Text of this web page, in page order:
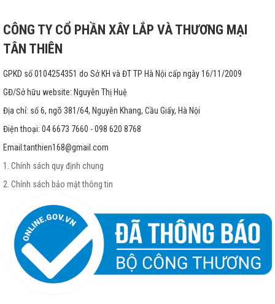
CÔNG TY CỔ PHẦN XÂY LẮP VÀ THƯƠNG MẠI
TÂN THIÊN
GPKD số 0104254351 do Sở KH và ĐT TP Hà Nội cấp ngày 16/11/2009
GĐ/Sở hữu website: Nguyễn Thị Huệ
Địa chỉ: số 6, ngõ 381/64, Nguyễn Khang, Cầu Giấy, Hà Nội
Điện thoại: 04 6673 7660 - 098 620 8768
Email:tanthien168@gmail.com
1. Chính sách quy định chung
2. Chính sách bảo mật thông tin